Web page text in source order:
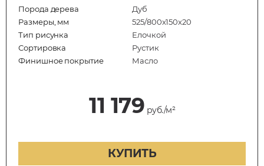
Порода дерева
Дуб
Размеры, мм
525/800x150x20
Тип рисунка
Елочкой
Сортировка
Рустик
Финишное покрытие
Масло
11 179 руб./м²
КУПИТЬ